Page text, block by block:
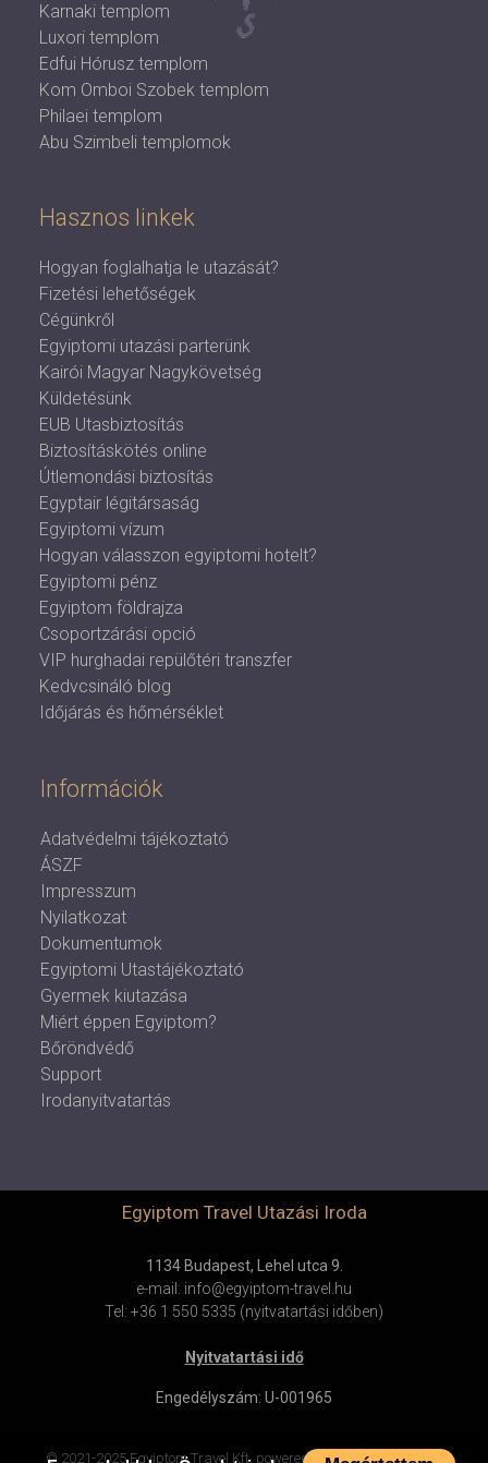
Karnaki templom
Luxori templom
Edfui Hórusz templom
Kom Omboi Szobek templom
Philaei templom
Abu Szimbeli templomok
Hasznos linkek
Hogyan foglalhatja le utazását?
Fizetési lehetőségek
Cégünkről
Egyiptomi utazási parterünk
Kairói Magyar Nagykövetség
Küldetésünk
EUB Utasbiztosítás
Biztosításkötés online
Útlemondási biztosítás
Egyptair légitársaság
Egyiptomi vízum
Hogyan válasszon egyiptomi hotelt?
Egyiptomi pénz
Egyiptom földrajza
Csoportzárási opció
VIP hurghadai repülőtéri transzfer
Kedvcsináló blog
Időjárás és hőmérséklet
Információk
Adatvédelmi tájékoztató
ÁSZF
Impresszum
Nyilatkozat
Dokumentumok
Egyiptomi Utastájékoztató
Gyermek kiutazása
Miért éppen Egyiptom?
Bőröndvédő
Support
Irodanyitvatartás
Egyiptom Travel Utazási Iroda
1134 Budapest, Lehel utca 9.
e-mail: info@egyiptom-travel.hu
Tel: +36 1 550 5335 (nyitvatartási időben)
Nyitvatartási idő
Engedélyszám: U-001965
© 2021-2025 Egyiptom Travel Kft. powered bymestercom v4.0.68